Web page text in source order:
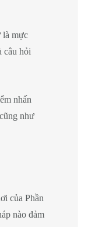
là mực
câu hỏi
nhấn
như
của Phần
nào đảm